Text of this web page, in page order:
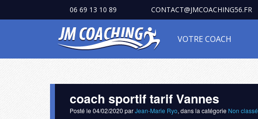
06 69 13 10 89 CONTACT@JMCOACHING56.FR
VOTRE COACH
coach sportif tarif Vannes
Posté le 04/02/2020 parJean-Marie Ryo, dans la catégorie Non classé